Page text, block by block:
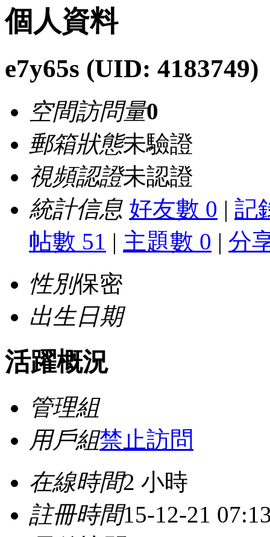
個人資料
e7y65s (UID: 4183749)
空間訪問量0
郵箱狀態未驗證
視頻認證未認證
統計信息 好友數 0 | 記
帖數 51 | 主題數 0 | 分
性別保密
出生日期
活躍概況
管理組
用戶組禁止訪問
在線時間2 小時
註冊時間15-12-21